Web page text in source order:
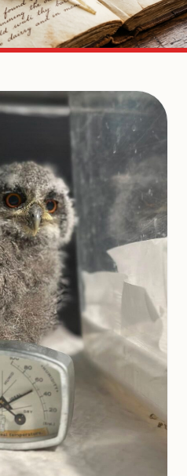
ノハズク雛販
売